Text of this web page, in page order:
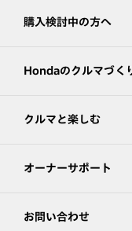
購入検討中の方へ
Hondaのクルマづく
クルマと楽しむ
オーナーサポート
お問い合わせ